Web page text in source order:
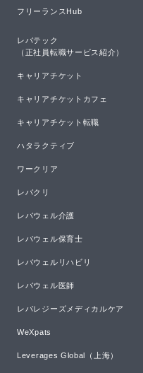
フリーランスHub
レバテック
（正社員転職サービス紹介）
キャリアチケット
キャリアチケットカフェ
キャリアチケット転職
ハタラクティブ
ワークリア
レバクリ
レバウェル介護
レバウェル保育士
レバウェルリハビリ
レバウェル医師
レバレジーズメディカルケア
WeXpats
Leverages Global（上海）